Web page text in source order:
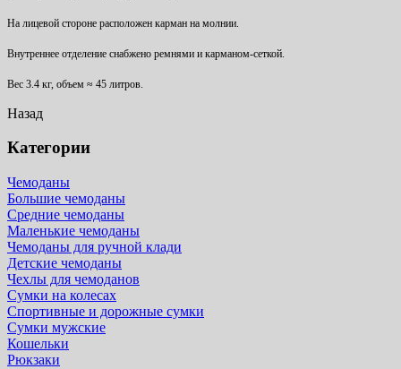
На лицевой стороне расположен карман на молнии.
Внутреннее отделение снабжено ремнями и карманом-сеткой.
Вес 3.4 кг, объем ≈ 45 литров.
Назад
Категории
Чемоданы
Большие чемоданы
Средние чемоданы
Маленькие чемоданы
Чемоданы для ручной клади
Детские чемоданы
Чехлы для чемоданов
Сумки на колесах
Спортивные и дорожные сумки
Сумки мужские
Кошельки
Рюкзаки